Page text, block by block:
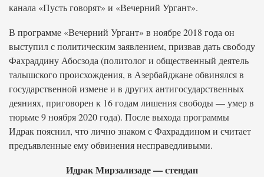
канала «Пусть говорят» и «Вечерний Ургант».
В программе «Вечерний Ургант» в ноябре 2018 года он
выступил с политическим заявлением, призвав дать свободу
Фахраддину Абосзода (политолог и общественный деятель
талышского происхождения, в Азербайджане обвинялся в
государственной измене и в других антигосударственных
деяниях, приговорен к 16 годам лишения свободы — умер в
тюрьме 9 ноября 2020 года). После выхода программы
Идрак пояснил, что лично знаком с Фахраддином и считает
предъявленные ему обвинения несправедливыми.
Идрак Мирзализаде — стендап